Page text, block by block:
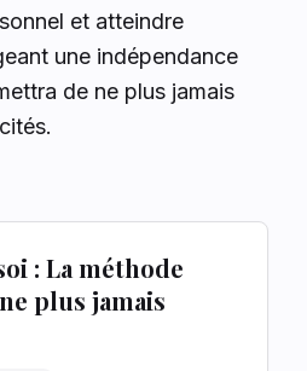
et atteindre
une indépendance
de ne plus jamais
: La méthode
plus jamais